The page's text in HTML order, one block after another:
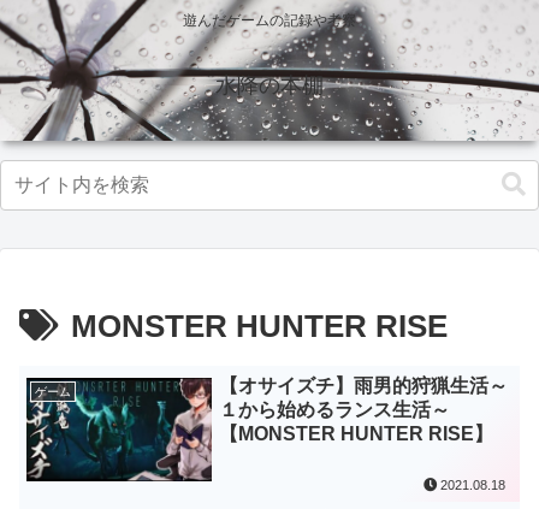
遊んだゲームの記録や考察
水降の本棚
MONSTER HUNTER RISE
ゲーム
【オサイズチ】雨男的狩猟生活～
１から始めるランス生活～
【MONSTER HUNTER RISE】
2021.08.18